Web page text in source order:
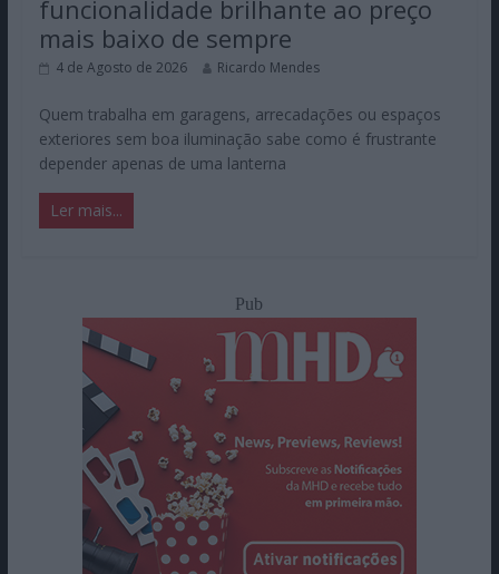
funcionalidade brilhante ao preço
mais baixo de sempre
4 de Agosto de 2026 Ricardo Mendes
Quem trabalha em garagens, arrecadações ou espaços
exteriores sem boa iluminação sabe como é frustrante
depender apenas de uma lanterna
Ler mais...
Pub